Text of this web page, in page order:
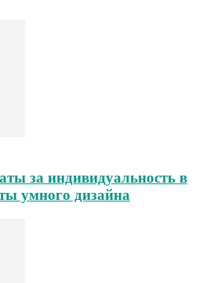
за индивидуальность в
умного дизайна